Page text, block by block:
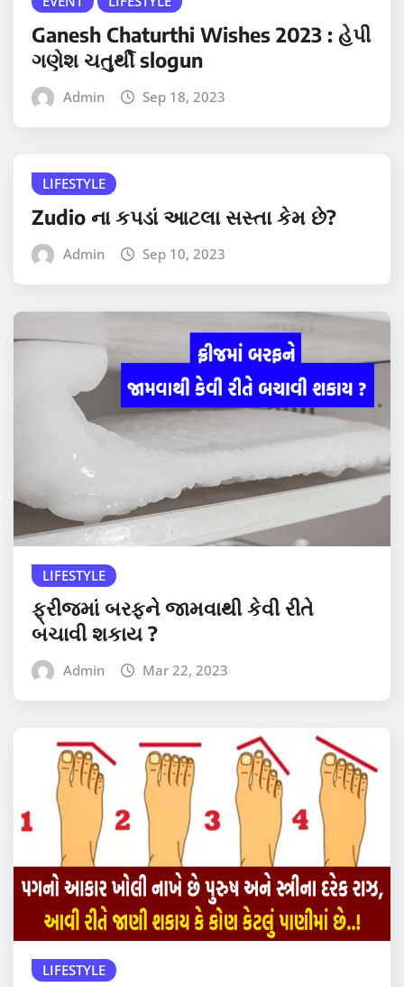
Ganesh Chaturthi Wishes 2023 : હેપી
ગણેશ ચતુર્થી slogun
Admin Sep 18, 2023
LIFESTYLE
Zudio ના કપડાં આટલા સસ્તા કેમ છે?
Admin Sep 10, 2023
LIFESTYLE
ફ્રીજમાં બરફને જામવાથી કેવી રીતે
બચાવી શકાય ?
Admin Mar 22, 2023
LIFESTYLE